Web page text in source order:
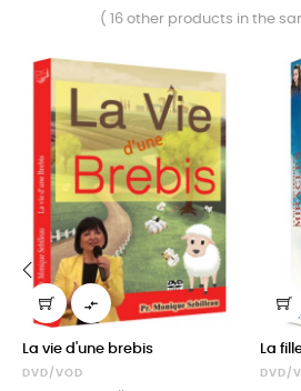
( 16 other products in the

La vie d'une brebis
DVD/VOD
La
DVD/